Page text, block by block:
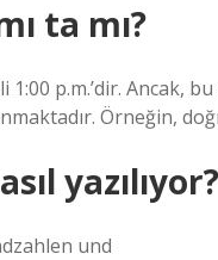
ta mı?
1:00 p.m.’dir. Ancak,
Örneğin,
yazılıyor?
und